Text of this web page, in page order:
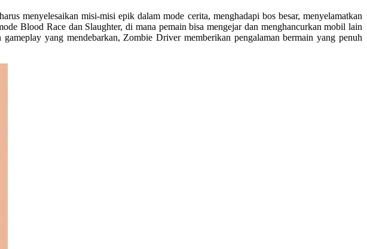
menyelesaikan misi-misi epik dalam mode cerita, menghadapi bos besar, menyelamatkan
Blood Race dan Slaughter, di mana pemain bisa mengejar dan menghancurkan mobil lain
yang mendebarkan, Zombie Driver memberikan pengalaman bermain yang penuh